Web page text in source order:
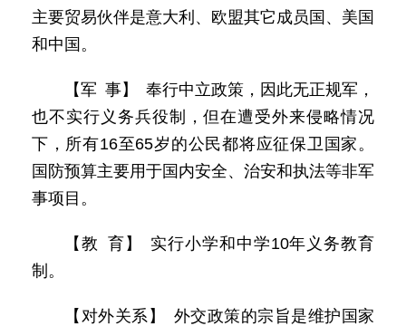
主要贸易伙伴是意大利、欧盟其它成员国、美国
和中国。
【军 事】 奉行中立政策，因此无正规军，
也不实行义务兵役制，但在遭受外来侵略情况
下，所有16至65岁的公民都将应征保卫国家。
国防预算主要用于国内安全、治安和执法等非军
事项目。
【教 育】 实行小学和中学10年义务教育
制。
【对外关系】 外交政策的宗旨是维护国家